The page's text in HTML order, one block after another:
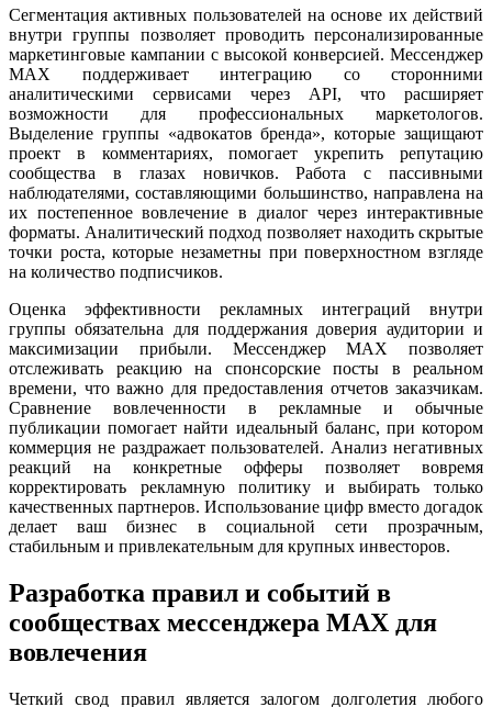
Сегментация активных пользователей на основе их действий
внутри группы позволяет проводить персонализированные
маркетинговые кампании с высокой конверсией. Мессенджер
MAX поддерживает интеграцию со сторонними
аналитическими сервисами через API, что расширяет
возможности для профессиональных маркетологов.
Выделение группы «адвокатов бренда», которые защищают
проект в комментариях, помогает укрепить репутацию
сообщества в глазах новичков. Работа с пассивными
наблюдателями, составляющими большинство, направлена на
их постепенное вовлечение в диалог через интерактивные
форматы. Аналитический подход позволяет находить скрытые
точки роста, которые незаметны при поверхностном взгляде
на количество подписчиков.
Оценка эффективности рекламных интеграций внутри
группы обязательна для поддержания доверия аудитории и
максимизации прибыли. Мессенджер MAX позволяет
отслеживать реакцию на спонсорские посты в реальном
времени, что важно для предоставления отчетов заказчикам.
Сравнение вовлеченности в рекламные и обычные
публикации помогает найти идеальный баланс, при котором
коммерция не раздражает пользователей. Анализ негативных
реакций на конкретные офферы позволяет вовремя
корректировать рекламную политику и выбирать только
качественных партнеров. Использование цифр вместо догадок
делает ваш бизнес в социальной сети прозрачным,
стабильным и привлекательным для крупных инвесторов.
Разработка правил и событий в
сообществах мессенджера MAX для
вовлечения
Четкий свод правил является залогом долголетия любого